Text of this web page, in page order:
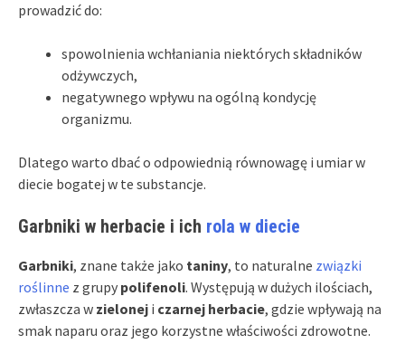
prowadzić do:
spowolnienia wchłaniania niektórych składników
odżywczych,
negatywnego wpływu na ogólną kondycję
organizmu.
Dlatego warto dbać o odpowiednią równowagę i umiar w
diecie bogatej w te substancje.
Garbniki w herbacie i ich rola w diecie
Garbniki, znane także jako taniny, to naturalne związki
roślinne z grupy polifenoli. Występują w dużych ilościach,
zwłaszcza w zielonej i czarnej herbacie, gdzie wpływają na
smak naparu oraz jego korzystne właściwości zdrowotne.